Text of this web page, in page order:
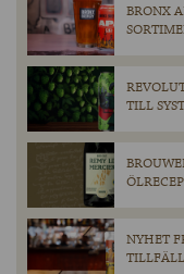
BRONX
TILL
NYHET